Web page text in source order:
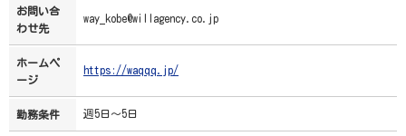
お問い合
わせ先
way_kobe@willagency.co.jp
ホームペ
ージ
https://waqqq.jp/
勤務条件 週5日～5日